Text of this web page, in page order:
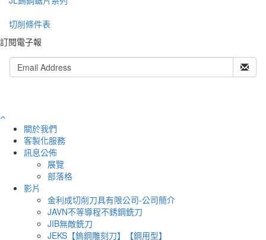
切削條件表
訂閱電子報
關於我們
客製化服務
訊息公佈
展覽
部落格
影片
金利成切削刀具有限公司-公司簡介
JAVN不等導程不銹鋼銑刀
JIB無敵銑刀
JEKS【鎢鋼雕刻刀】【鋼用型】